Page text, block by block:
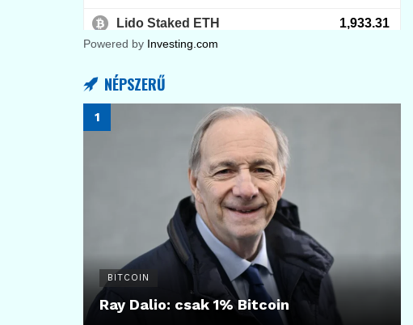
Powered by Investing.com
NÉPSZERŰ
BITCOIN
Ray Dalio: csak 1% Bitcoin